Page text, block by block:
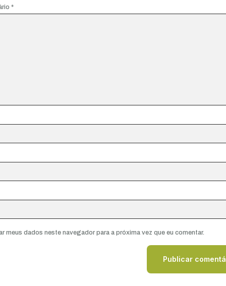
*
meus dados neste navegador para a próxima vez que eu comentar.